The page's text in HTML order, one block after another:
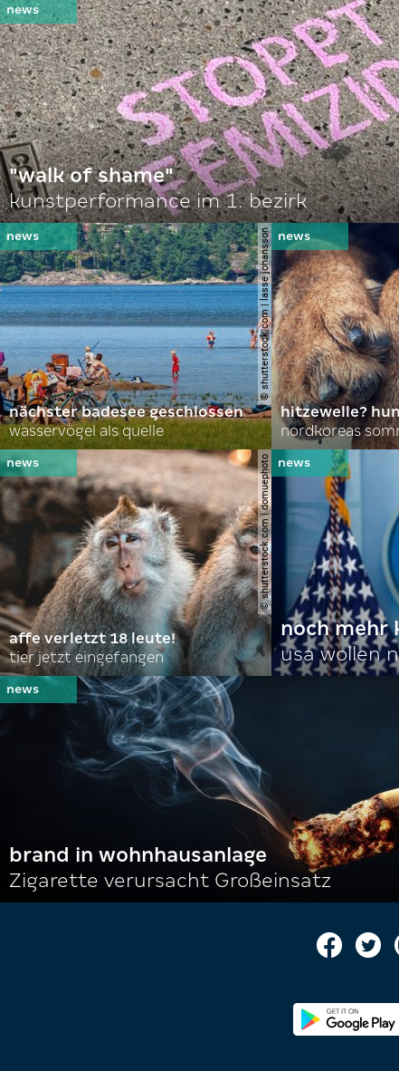
"walk of shame"
kunstperformance im 1. bezirk
© shutterstock.com | lasse johansson
nächster badesee geschlossen
wasservögel als quelle
hitzewelle?
© shutterstock.com | domuephoto
affe verletzt 18 leute!
tier jetzt eingefangen
noch mehr
usa wollen
brand in wohnhausanlage
Zigarette verursacht Großeinsatz